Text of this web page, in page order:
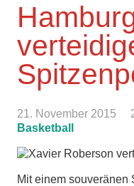
21. November 2015
Basketball
Mit einem